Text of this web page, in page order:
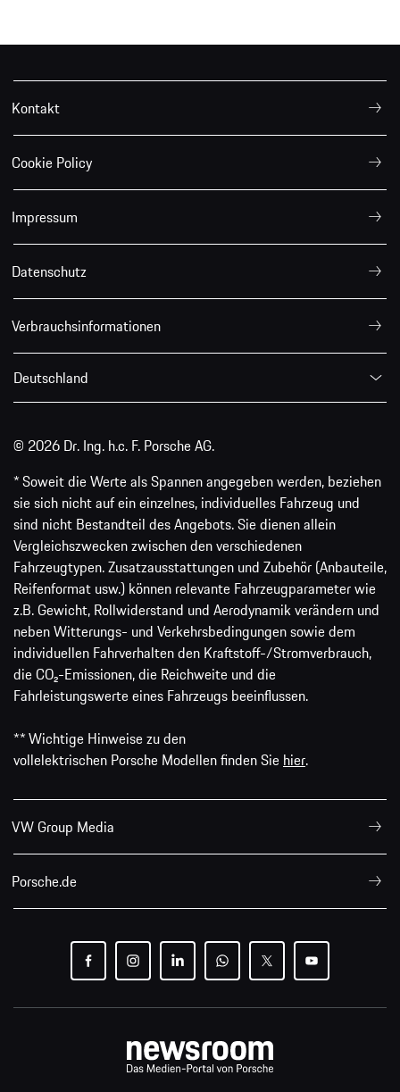
Kontakt
Cookie Policy
Impressum
Datenschutz
Verbrauchsinformationen
Deutschland
© 2026 Dr. Ing. h.c. F. Porsche AG.
* Soweit die Werte als Spannen angegeben werden, beziehen
sie sich nicht auf ein einzelnes, individuelles Fahrzeug und
sind nicht Bestandteil des Angebots. Sie dienen allein
Vergleichszwecken zwischen den verschiedenen
Fahrzeugtypen. Zusatzausstattungen und Zubehör (Anbauteile,
Reifenformat usw.) können relevante Fahrzeugparameter wie
z.B. Gewicht, Rollwiderstand und Aerodynamik verändern und
neben Witterungs- und Verkehrsbedingungen sowie dem
individuellen Fahrverhalten den Kraftstoff-/Stromverbrauch,
die CO₂-Emissionen, die Reichweite und die
Fahrleistungswerte eines Fahrzeugs beeinflussen.
** Wichtige Hinweise zu den
vollelektrischen Porsche Modellen finden Sie hier.
VW Group Media
Porsche.de